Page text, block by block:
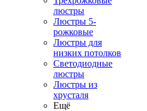
люстры
Люстры 5-
рожковые
Люстры для
низких потолков
Cветодиодные
люстры
Люстры из
хрусталя
Ещё